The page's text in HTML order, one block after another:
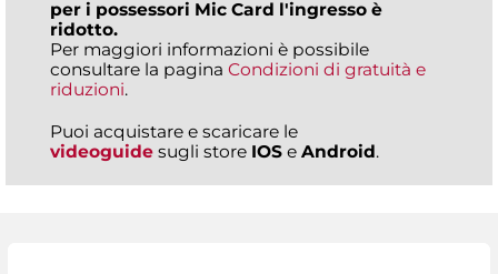
per i possessori Mic Card l'ingresso è
ridotto.
Per maggiori informazioni è possibile
consultare la pagina Condizioni di gratuità e
riduzioni.
Puoi acquistare e scaricare le
videoguide sugli store IOS e Android.